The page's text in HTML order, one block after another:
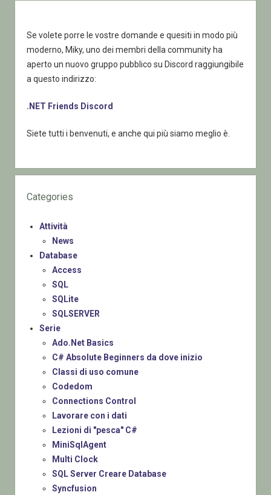
Se volete porre le vostre domande e quesiti in modo più
moderno, Miky, uno dei membri della community ha
aperto un nuovo gruppo pubblico su Discord raggiungibile
a questo indirizzo:
.NET Friends Discord
Siete tutti i benvenuti, e anche qui più siamo meglio è.
Categories
Attività
News
Database
Access
SQL
SQLite
SQLSERVER
Serie
Ado.Net Basics
C# Absolute Beginners da dove inizio
Classi di uso comune
Codedom
Connections Control
Lavorare con i dati
Lezioni di "pesca" C#
MiniSqlAgent
Multi Clock
SQL Server Creare Database
Syncfusion